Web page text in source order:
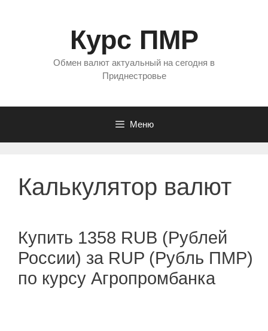
Курс ПМР
Обмен валют актуальный на сегодня в
Приднестровье
Меню
Калькулятор валют
Купить 1358 RUB (Рублей
России) за RUP (Рубль ПМР)
по курсу Агропромбанка